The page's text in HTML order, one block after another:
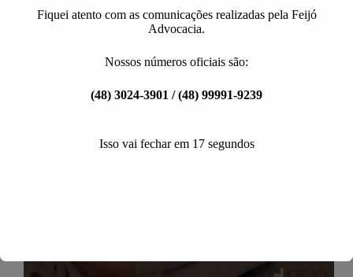
Fiquei atento com as comunicações realizadas pela Feijó
Advocacia.
Nossos números oficiais são:
(48) 3024-3901 / (48) 99991-9239
Isso vai fechar em 17segundos